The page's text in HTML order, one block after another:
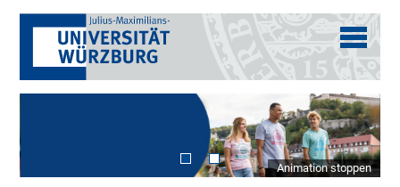
Animation stoppen